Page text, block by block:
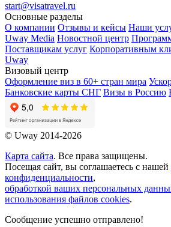
start@visatravel.ru
Основные разделы
О компании Отзывы и кейсы Наши
Uway Media Новостной центр
Поставщикам услуг Корпоративным
Uway
Визовый центр
Оформление виз в 60+ стран мира
Банковские карты СНГ Визы в Россию
© Uway 2014-2026
Карта сайта. Все права защищены.
Посещая сайт, вы соглашаетесь с нашей
конфиденциальности,
обработкой ваших персональных
использования файлов cookies.
Сообщение успешно отправлено!